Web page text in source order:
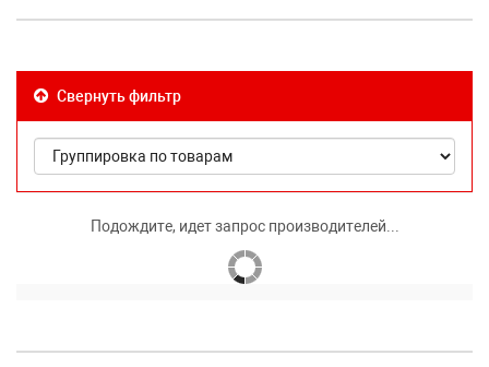
Свернуть фильтр
Подождите, идет запрос производителей...